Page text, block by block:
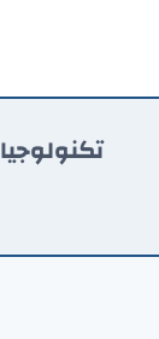
تكنولوجيا